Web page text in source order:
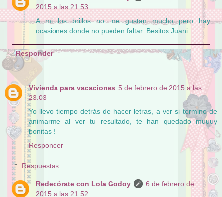
2015 a las 21:53
A mi los brillos no me gustan mucho pero hay
ocasiones donde no pueden faltar. Besitos Juani.
Responder
Vivienda para vacaciones 5 de febrero de 2015 a las
23:03
Yo llevo tiempo detrás de hacer letras, a ver si termino de
animarme al ver tu resultado, te han quedado muuuy
bonitas !
Responder
Respuestas
Redecórate con Lola Godoy
6 de febrero de
2015 a las 21:52